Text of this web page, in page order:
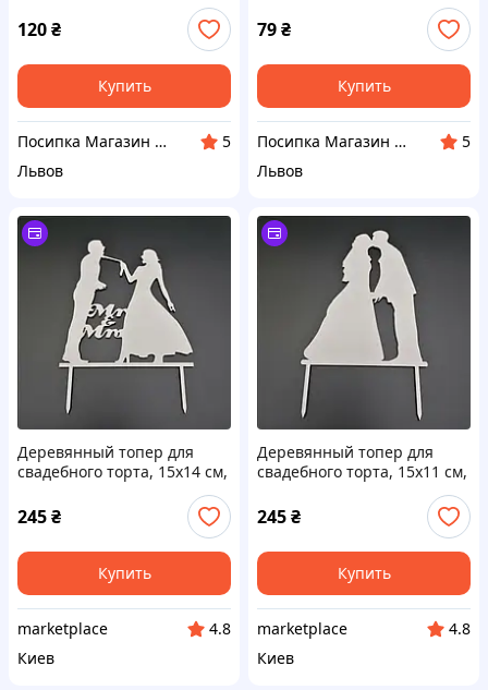
120₴
Купить
Посипка Магазин декору тортиків
5
Львов
79₴
Купить
Посипка Магазин декору тортиків
5
Львов
Деревянный топер для
свадебного торта, 15х14 см,
Артикул TPR-008
245₴
Купить
marketplace
4.8
Киев
Деревянный топер для
свадебного торта, 15х11 см,
Артикул TPR-019
245₴
Купить
marketplace
4.8
Киев